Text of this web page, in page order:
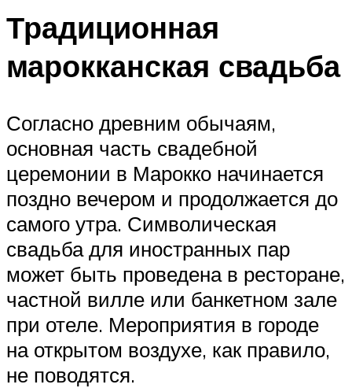
Традиционная
марокканская свадьба
Согласно древним обычаям,
основная часть свадебной
церемонии в Марокко начинается
поздно вечером и продолжается до
самого утра. Символическая
свадьба для иностранных пар
может быть проведена в ресторане,
частной вилле или банкетном зале
при отеле. Мероприятия в городе
на открытом воздухе, как правило,
не поводятся.